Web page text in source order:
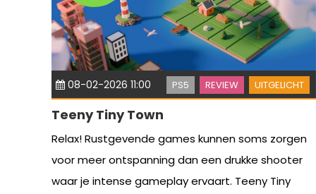
08-02-2026 11:00 PS5 REVIEW UITGELICHT
Teeny Tiny Town
Relax! Rustgevende games kunnen soms zorgen
voor meer ontspanning dan een drukke shooter
waar je intense gameplay ervaart. Teeny Tiny